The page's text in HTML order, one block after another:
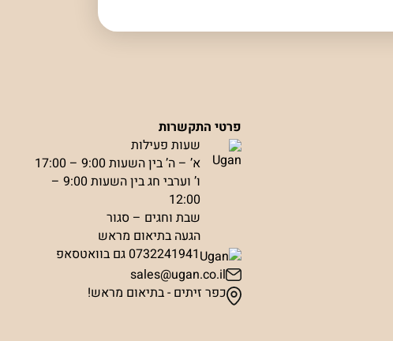
פרטי התקשרות
שעות פעילות
א’ – ה’ בין השעות 9:00 – 17:00
ו’ וערבי חג בין השעות 9:00 –
12:00
שבת וחגים – סגור
הגעה בתיאום מראש
0732241941 גם בוואטסאפ
sales@ugan.co.il
כפר זיתים - בתיאום מראש!